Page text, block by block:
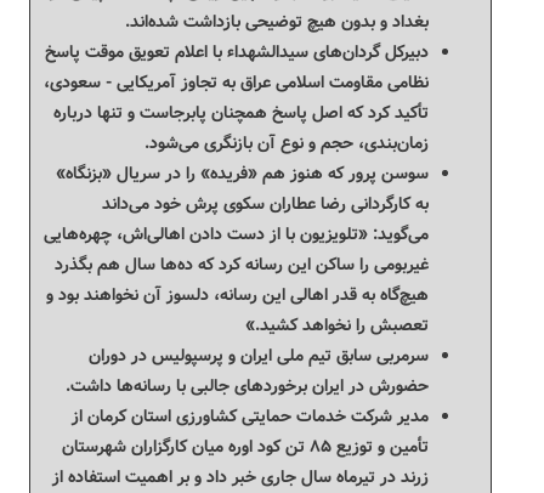
بغداد و بدون هیچ توضیحی بازداشت شده‌اند.
دبیرکل گردان‌های سیدالشهداء با اعلام تعویق موقت پاسخ
نظامی مقاومت اسلامی عراق به تجاوز آمریکایی - سعودی،
تأکید کرد که اصل پاسخ همچنان پابرجاست و تنها درباره
زمان‌بندی، حجم و نوع آن بازنگری می‌شود.
سوسن پرور که هنوز هم «فریده» را در سریال «بزنگاه»
به کارگردانی رضا عطاران سکوی پرش خود می‌داند
می‌گوید: «تلویزیون با از دست دادن اهالی‌اش، چهره‌هایی
غیربومی را ساکن این رسانه کرد که ده‌ها سال هم بگذرد
هیچ‌گاه به قدر اهالی این رسانه، دلسوز آن نخواهند بود و
تعصبش را نخواهد کشید.»
سرمربی سابق تیم ملی ایران و پرسپولیس در دوران
حضورش در ایران برخوردهای جالبی با رسانه‌ها داشت.
مدیر شرکت خدمات حمایتی کشاورزی استان کرمان از
تأمین و توزیع ۸۵ تن کود اوره میان کارگزاران شهرستان
زرند در تیرماه سال جاری خبر داد و بر اهمیت استفاده از